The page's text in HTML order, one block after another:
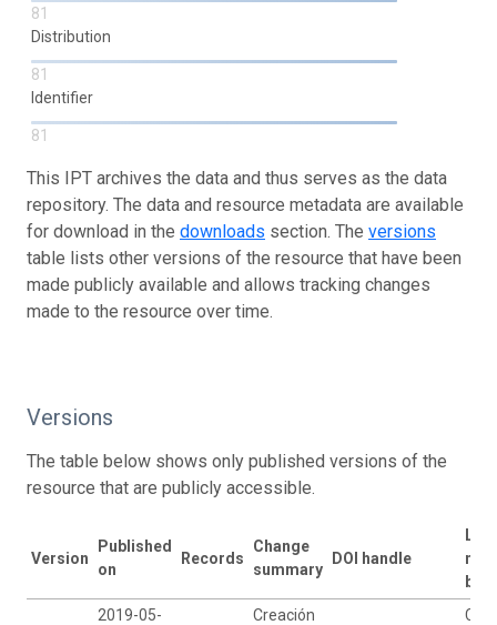
81
Distribution
81
Identifier
81
This IPT archives the data and thus serves as the data
repository. The data and resource metadata are available
for download in the downloads section. The versions
table lists other versions of the resource that have been
made publicly available and allows tracking changes
made to the resource over time.
Versions
The table below shows only published versions of the
resource that are publicly accessible.
Version
Published
on
Records
Change
summary
DOI handle
Last
by
2019-05-
Creación